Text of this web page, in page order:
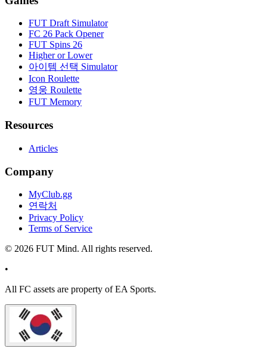
FUT Draft Simulator
FC 26 Pack Opener
FUT Spins 26
Higher or Lower
아이템 선택 Simulator
Icon Roulette
영웅 Roulette
FUT Memory
Resources
Articles
Company
MyClub.gg
연락처
Privacy Policy
Terms of Service
© 2026 FUT Mind. All rights reserved.
•
All FC assets are property of EA Sports.